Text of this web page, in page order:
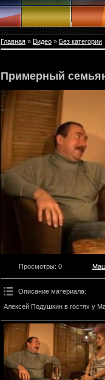
Главная » Видео » Без категории
Примерный
Просмотры: 0
Описание материала:
Алексей Подушкин в гостях у